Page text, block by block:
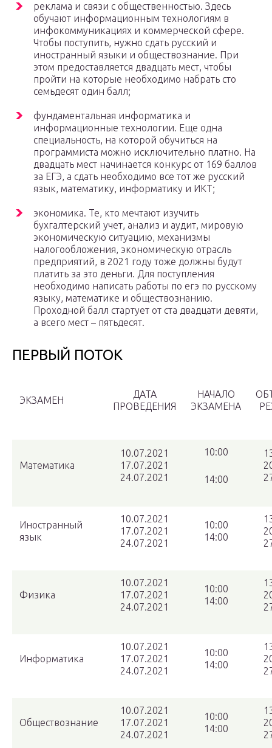
реклама и связи с общественностью. Здесь
обучают информационным технологиям в
инфокоммуникациях и коммерческой сфере.
Чтобы поступить, нужно сдать русский и
иностранный языки и обществознание. При
этом предоставляется двадцать мест, чтобы
пройти на которые необходимо набрать сто
семьдесят один балл;
фундаментальная информатика и
информационные технологии. Еще одна
специальность, на которой обучиться на
программиста можно исключительно платно. На
двадцать мест начинается конкурс от 169 баллов
за ЕГЭ, а сдать необходимо все тот же русский
язык, математику, информатику и ИКТ;
экономика. Те, кто мечтают изучить
бухгалтерский учет, анализ и аудит, мировую
экономическую ситуацию, механизмы
налогообложения, экономическую отрасль
предприятий, в 2021 году тоже должны будут
платить за это деньги. Для поступления
необходимо написать работы по егэ по русскому
языку, математике и обществознанию.
Проходной балл стартует от ста двадцати девяти,
а всего мест – пятьдесят.
ПЕРВЫЙ ПОТОК
ЭКЗАМЕН
ДАТА
ПРОВЕДЕНИЯ
НАЧАЛО
ЭКЗАМЕНА
Математика
10.07.2021
17.07.2021
24.07.2021
10:00
14:00
Иностранный
язык
10.07.2021
17.07.2021
24.07.2021
10:00
14:00
Физика
10.07.2021
17.07.2021
24.07.2021
10:00
14:00
Информатика
10.07.2021
17.07.2021
24.07.2021
10:00
14:00
Обществознание
10.07.2021
17.07.2021
24.07.2021
10:00
14:00